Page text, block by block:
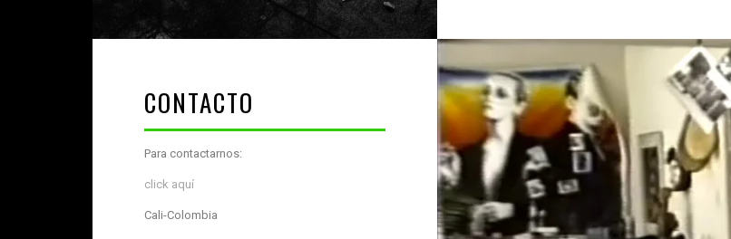
CONTACTO
Para contactarnos:
click aquí
Cali-Colombia